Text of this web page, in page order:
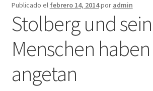
Obra
Info
Video
Publicado el febrero 14, 2014por admin
Stolberg und
Menschen
angetan